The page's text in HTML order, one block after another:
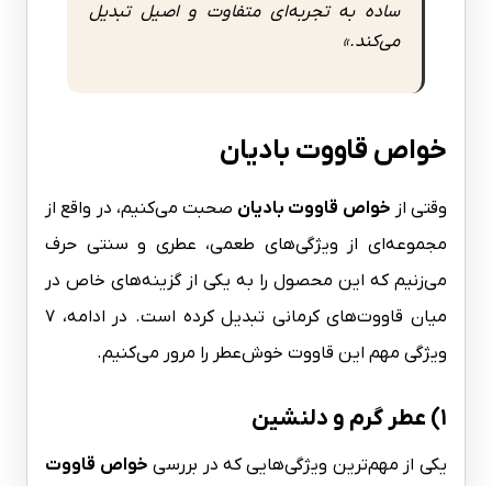
ساده به تجربه‌ای متفاوت و اصیل تبدیل
می‌کند.»
خواص قاووت بادیان
وقتی از خواص قاووت بادیان صحبت می‌کنیم، در واقع از
مجموعه‌ای از ویژگی‌های طعمی، عطری و سنتی حرف
می‌زنیم که این محصول را به یکی از گزینه‌های خاص در
میان قاووت‌های کرمانی تبدیل کرده است. در ادامه، ۷
ویژگی مهم این قاووت خوش‌عطر را مرور می‌کنیم.
۱) عطر گرم و دلنشین
یکی از مهم‌ترین ویژگی‌هایی که در بررسی خواص قاووت